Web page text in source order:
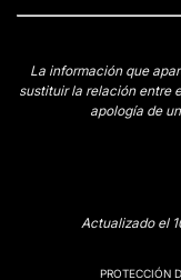
La información que
sustituir la relación entre
apología de
Actualizado el
PROTECCIÓN